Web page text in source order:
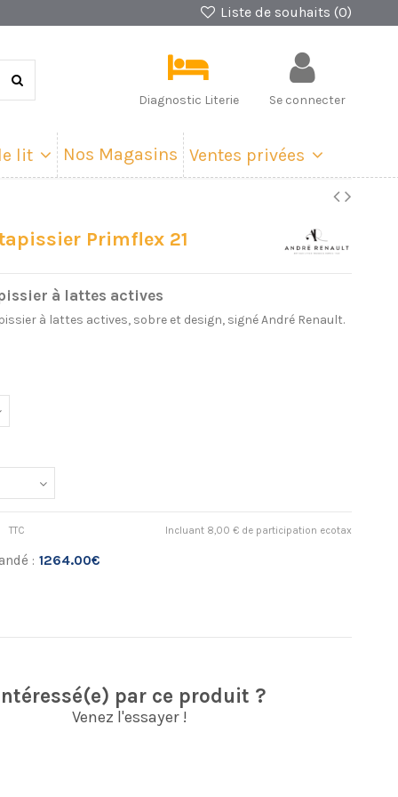
Liste de souhaits (0)
Diagnostic Literie Se connecter
lit Nos Magasins Ventes privées
Primflex 21
à lattes actives
à lattes actives, sobre et design, signé André Renault.
Incluant 8,00 € de participation ecotax
TTC
: 1264.00€
par ce produit ?
Venez l'essayer !